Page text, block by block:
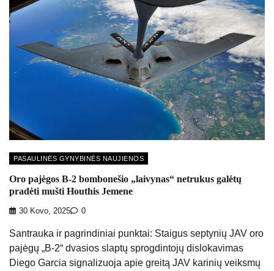
PASAULINĖS GYNYBINĖS NAUJIENOS
Oro pajėgos B-2 bombonešio „laivynas“ netrukus galėtų
pradėti mušti Houthis Jemene
30 Kovo, 2025 0
Santrauka ir pagrindiniai punktai: Staigus septynių JAV oro
pajėgų „B-2“ dvasios slaptų sprogdintojų dislokavimas
Diego Garcia signalizuoja apie greitą JAV karinių veiksmų